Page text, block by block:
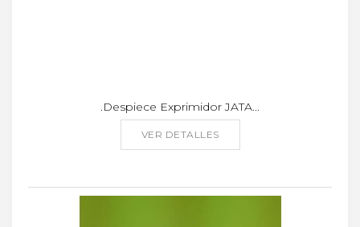
.Despiece Exprimidor JATA...
VER DETALLES